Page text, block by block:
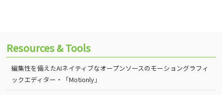
Resources & Tools
編集性を備えたAIネイティブなオープンソースのモーショングラフィ
ックエディター・「Motionly」